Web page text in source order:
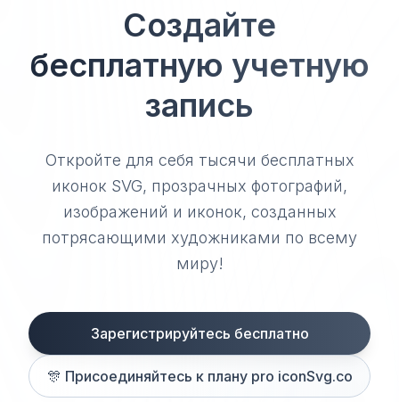
Создайте
бесплатную учетную
запись
Откройте для себя тысячи бесплатных
иконок SVG, прозрачных фотографий,
изображений и иконок, созданных
потрясающими художниками по всему
миру!
Зарегистрируйтесь бесплатно
🎊 Присоединяйтесь к плану pro iconSvg.co